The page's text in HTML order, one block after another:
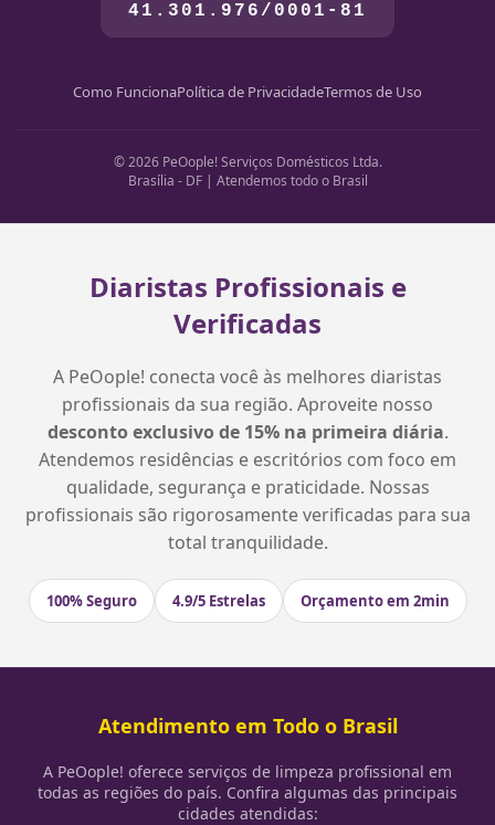
41.301.976/0001-81
Como FuncionaPolítica de PrivacidadeTermos de Uso
© 2026 PeOople! Serviços Domésticos Ltda.
Brasília - DF | Atendemos todo o Brasil
Diaristas Profissionais e
Verificadas
A PeOople! conecta você às melhores diaristas
profissionais da sua região. Aproveite nosso
desconto exclusivo de 15% na primeira diária.
Atendemos residências e escritórios com foco em
qualidade, segurança e praticidade. Nossas
profissionais são rigorosamente verificadas para sua
total tranquilidade.
100% Seguro 4.9/5 Estrelas Orçamento em 2min
Atendimento em Todo o Brasil
A PeOople! oferece serviços de limpeza profissional em
todas as regiões do país. Confira algumas das principais
cidades atendidas: